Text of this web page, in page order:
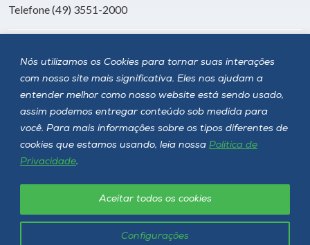
Nós utilizamos os Cookies para tornar suas interações
com nosso site mais significativa. Eles nos ajudam a
entender melhor como nosso website está sendo usado,
assim podemos entregar conteúdo sob medida para
você. Para mais informações sobre os tipos diferentes de
cookies que estamos usando, leia nossa Política de
Privacidade.
Configurações
Aceitar todos os cookies
Telefone (49) 3551-2000
Siga a Unoesc
Unoesc © 2026 - Todos os direitos reservados
Política de privacidade LGPD